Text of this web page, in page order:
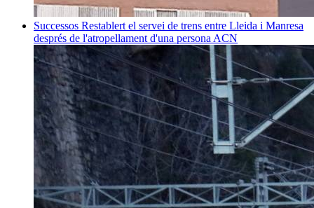
Successos Restablert el servei de trens entre Lleida i Manresa
després de l'atropellament d'una persona ACN